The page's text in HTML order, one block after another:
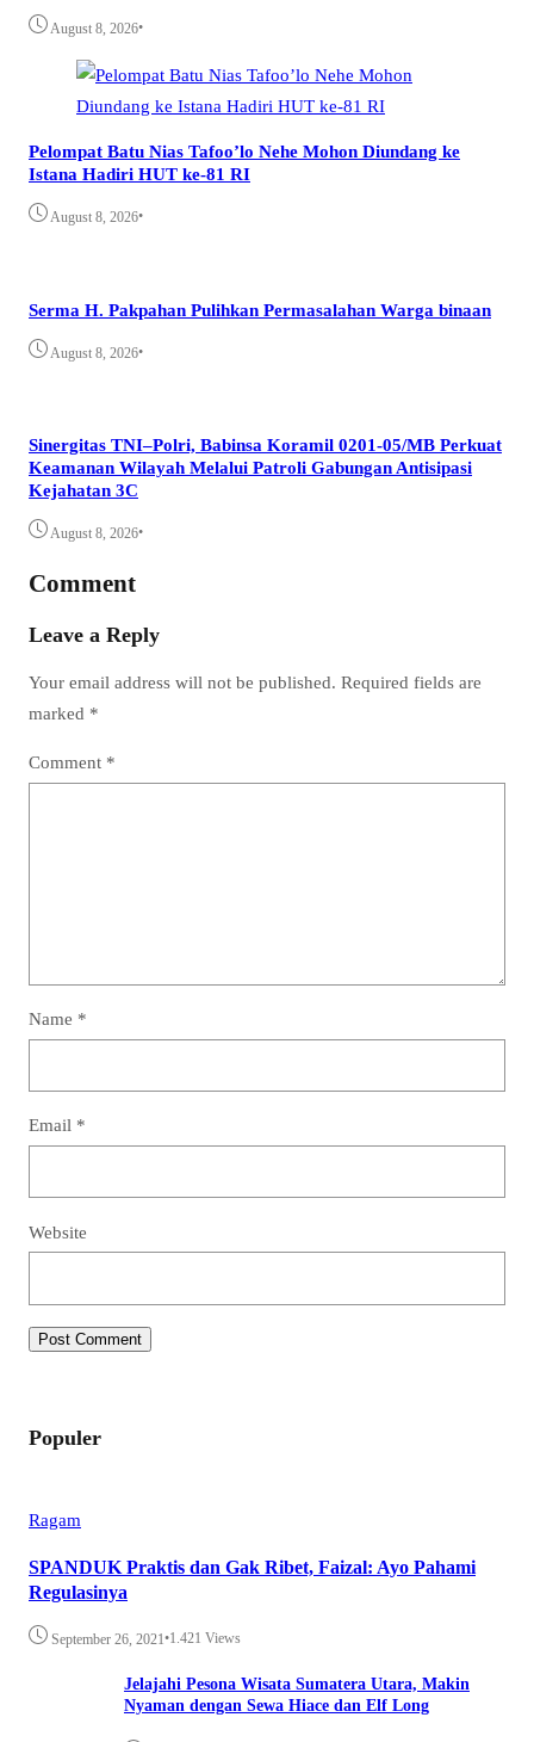
August 8, 2026•
Pelompat Batu Nias Tafoo’lo Nehe Mohon Diundang ke
Istana Hadiri HUT ke-81 RI
August 8, 2026•
Serma H. Pakpahan Pulihkan Permasalahan Warga binaan
August 8, 2026•
Sinergitas TNI–Polri, Babinsa Koramil 0201-05/MB Perkuat
Keamanan Wilayah Melalui Patroli Gabungan Antisipasi
Kejahatan 3C
August 8, 2026•
Comment
Leave a Reply
Your email address will not be published. Required fields are
marked *
Comment *
Name *
Email *
Website
Populer
Ragam
SPANDUK Praktis dan Gak Ribet, Faizal: Ayo Pahami
Regulasinya
September 26, 2021•1.421 Views
Jelajahi Pesona Wisata Sumatera Utara, Makin
Nyaman dengan Sewa Hiace dan Elf Long